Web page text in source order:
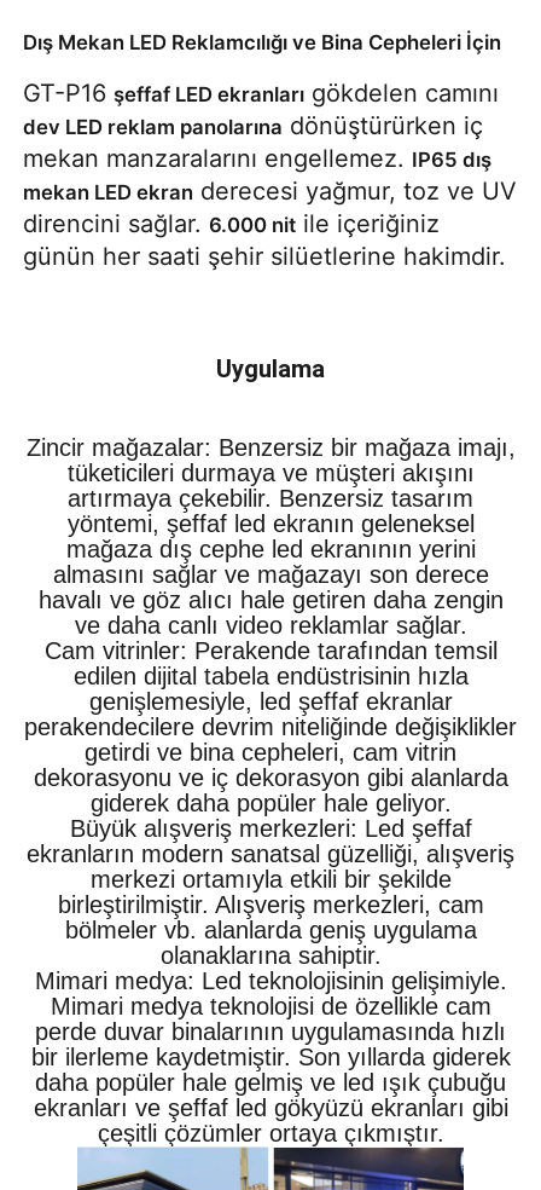
Dış Mekan LED Reklamcılığı ve Bina Cepheleri İçin
GT-P16 şeffaf LED ekranları
dev LED reklam panolarına dönüştürürken iç
mekan manzaralarını engellemez. IP65 dış
mekan LED ekran derecesi yağmur, toz ve UV
direncini sağlar. 6.000 nit ile içeriğiniz
günün her saati şehir silüetlerine hakimdir.
Uygulama
Zincir mağazalar: Benzersiz bir mağaza imajı,
tüketicileri durmaya ve müşteri akışını
artırmaya çekebilir. Benzersiz tasarım
yöntemi, şeffaf led ekranın geleneksel
mağaza dış cephe led ekranının yerini
almasını sağlar ve mağazayı son derece
havalı ve göz alıcı hale getiren daha zengin
ve daha canlı video reklamlar sağlar.
Cam vitrinler: Perakende tarafından temsil
edilen dijital tabela endüstrisinin hızla
genişlemesiyle, led şeffaf ekranlar
perakendecilere devrim niteliğinde değişiklikler
getirdi ve bina cepheleri, cam vitrin
dekorasyonu ve iç dekorasyon gibi alanlarda
giderek daha popüler hale geliyor.
Büyük alışveriş merkezleri: Led şeffaf
ekranların modern sanatsal güzelliği, alışveriş
merkezi ortamıyla etkili bir şekilde
birleştirilmiştir. Alışveriş merkezleri, cam
bölmeler vb. alanlarda geniş uygulama
olanaklarına sahiptir.
Mimari medya: Led teknolojisinin gelişimiyle.
Mimari medya teknolojisi de özellikle cam
perde duvar binalarının uygulamasında hızlı
bir ilerleme kaydetmiştir. Son yıllarda giderek
daha popüler hale gelmiş ve led ışık çubuğu
ekranları ve şeffaf led gökyüzü ekranları gibi
çeşitli çözümler ortaya çıkmıştır.